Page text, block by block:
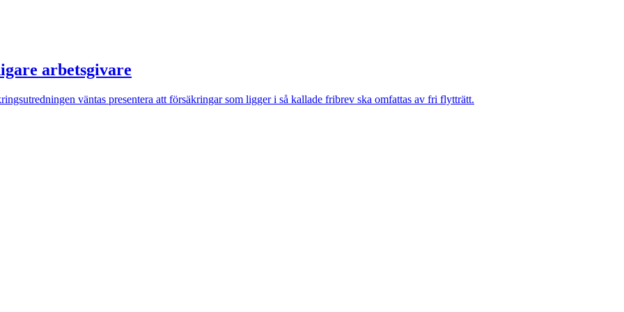
arbetsgivare
väntas presentera att försäkringar som ligger i så kallade fribrev ska omfattas av fri flytträtt.